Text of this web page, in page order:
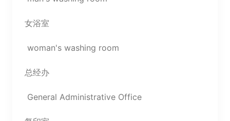
女浴室
woman's washing room
总经办
General Administrative Office